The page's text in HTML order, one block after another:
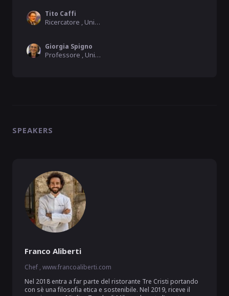
Tito Caffi
Ricercatore , Università Cattolica del Sacro Cuore
Giorgia Spigno
Professore , Università Cattolica del Sacro Cuore
SPEAKERS
Franco Aliberti
Chef , www.francoaliberti.com
Nel 2018 entra a far parte del ristorante Tre Cristi portando
con sè una filosofia etica e sostenibile. Nel 2019, riceve il